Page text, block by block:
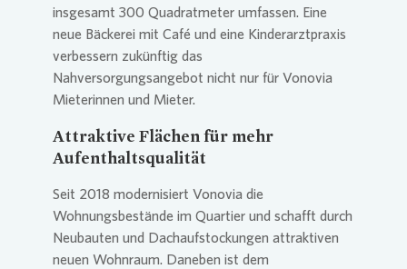
insgesamt 300 Quadratmeter umfassen. Eine
neue Bäckerei mit Café und eine Kinderarztpraxis
verbessern zukünftig das
Nahversorgungsangebot nicht nur für Vonovia
Mieterinnen und Mieter.
Attraktive Flächen für mehr
Aufenthaltsqualität
Seit 2018 modernisiert Vonovia die
Wohnungsbestände im Quartier und schafft durch
Neubauten und Dachaufstockungen attraktiven
neuen Wohnraum. Daneben ist dem